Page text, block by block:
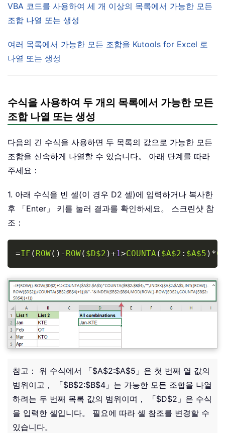
VBA 코드를 사용하여 세 개 이상의 목록에서 가능한 모든
조합 나열 또는 생성
여러 목록에서 가능한 모든 조합을 Kutools for Excel 로
나열 또는 생성
수식을 사용하여 두 개의 목록에서 가능한 모든
조합 나열 또는 생성
다음의 긴 수식을 사용하면 두 목록의 값으로 가능한 모든
조합을 신속하게 나열할 수 있습니다。 아래 단계를 따라
주세요：
1. 아래 수식을 빈 셀(이 경우 D2 셀)에 입력하거나 복사한
후 「Enter」 키를 눌러 결과를 확인하세요。 스크린샷 참
조：
=IF ( ROW( ) - ROW( $D$2 )+1>COUNTA ( $A$2 : $A$5 ) *
Copy
참고： 위 수식에서 「$A$2:$A$5」은 첫 번째 열 값의
범위이고， 「$B$2:$B$4」는 가능한 모든 조합을 나열
하려는 두 번째 목록 값의 범위이며， 「$D$2」은 수식
을 입력한 셀입니다。 필요에 따라 셀 참조를 변경할 수
있습니다。